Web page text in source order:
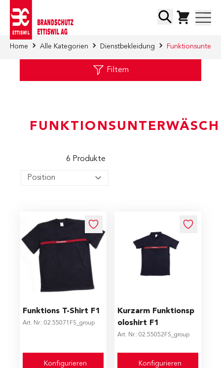
Suche
Home Alle Kategorien Dienstbekleidung
Filtern
6 Produkte
Funktions T-­Shirt F1
Art. Nr.: 02.55071FS_group
The price depends on the options chosen on the
Konfigurieren
Kurzarm Funktionsp
oloshirt F1
Art. Nr.: 02.55052FS_group
The price depends on the
Konfigurieren